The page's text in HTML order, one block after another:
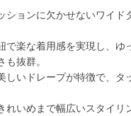
ションに欠かせないワイド
で楽な着用感を実現し、ゆ
も抜群。
しいドレープが特徴で、タ
れいめまで幅広いスタイリ